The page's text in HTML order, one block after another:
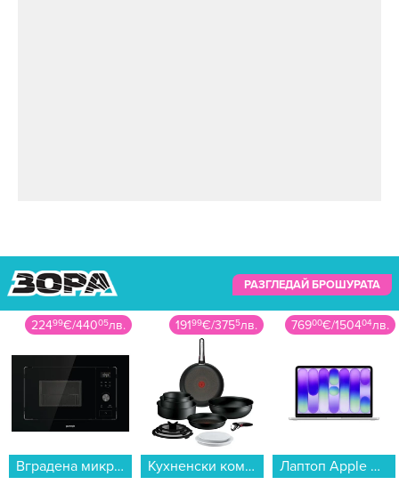
РАЗГЛЕДАЙ БРОШУРАТА
19199€/3755лв.
Кухненски комплект Tefal P0009753 EXCELLENCE+ 13 части...
76900€/150404лв.
Лаптоп Apple MacBook Neo 13" 256GB Silver mhfa4 , 13.00 , 256 , 8 , Apple A18 Pro 5 Core GPU , Apple A18 Pro 6 Core , Mac OS...
2999€/5866лв.
Уред за гладене с пара Tefal DT2026E1...